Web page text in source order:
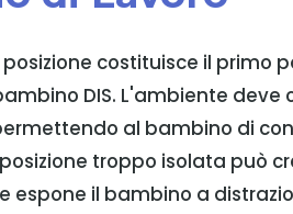
costituisce il primo
DIS. L'ambiente
al bambino di
troppo isolata può
espone il bambino a